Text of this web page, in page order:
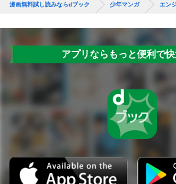
漫画無料試し読みならdブック 少年マンガ エン
アプリならもっと便利で快